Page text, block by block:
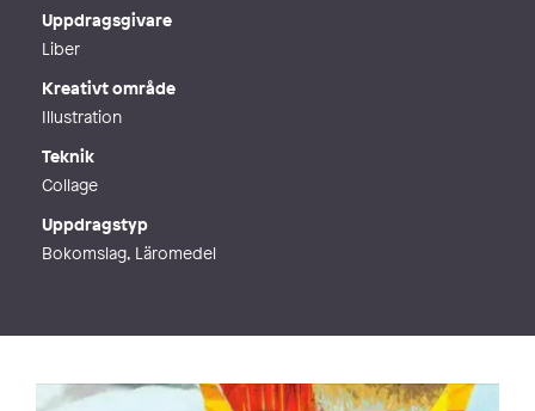
Webb http://katimets.se
Uppdragsgivare
Liber
Kreativt område
Illustration
Teknik
Collage
Uppdragstyp
Bokomslag, Läromedel